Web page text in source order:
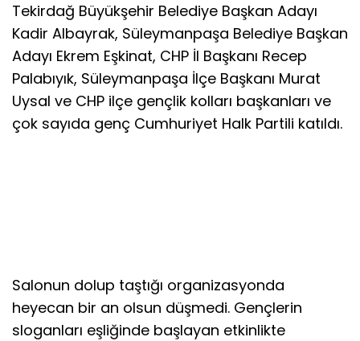
Tekirdağ Büyükşehir Belediye Başkan Adayı
Kadir Albayrak, Süleymanpaşa Belediye Başkan
Adayı Ekrem Eşkinat, CHP İl Başkanı Recep
Palabıyık, Süleymanpaşa İlçe Başkanı Murat
Uysal ve CHP ilçe gençlik kolları başkanları ve
çok sayıda genç Cumhuriyet Halk Partili katıldı.
Salonun dolup taştığı organizasyonda
heyecan bir an olsun düşmedi. Gençlerin
sloganları eşliğinde başlayan etkinlikte